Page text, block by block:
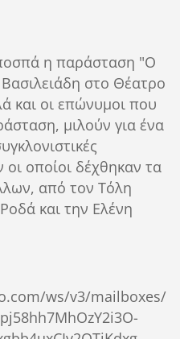
η παράσταση "Ο
στο Θέατρο
και οι επώνυμοι που
μιλούν για ένα
οποίοι δέχθηκαν τα
από τον Τόλη
και την Ελένη